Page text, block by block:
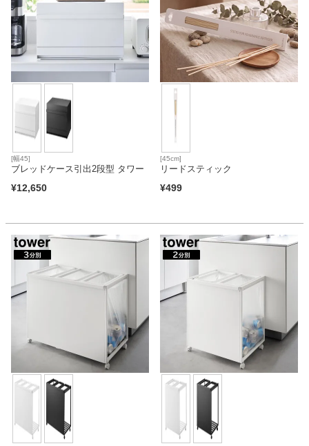
[幅45]
ブレッドケース引出2段型 タワー
¥12,650
[45cm]
リードスティック
¥499